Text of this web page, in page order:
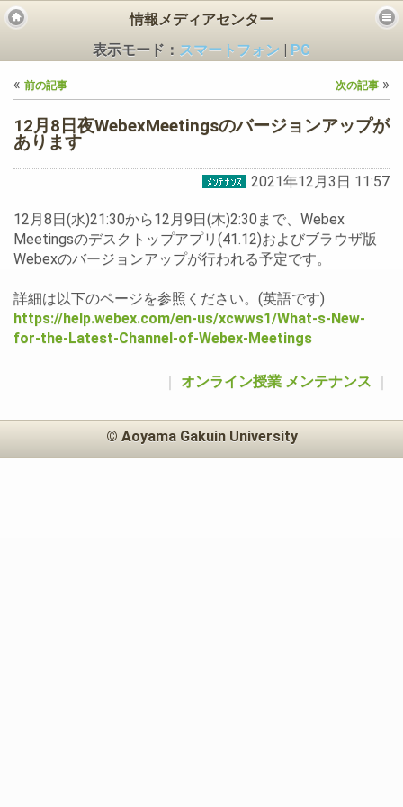
情報メディアセンター
表示モード： スマートフォン
PC
« 前の記事 次の記事 »
12月8日夜WebexMeetingsのバージョンアップが
あります
2021年12月3日 11:57
12月8日(水)21:30から12月9日(木)2:30まで、Webex
Meetingsのデスクトップアプリ(41.12)およびブラウザ版
Webexのバージョンアップが行われる予定です。
詳細は以下のページを参照ください。(英語です)
https://help.webex.com/en-us/xcwws1/What-s-New-
for-the-Latest-Channel-of-Webex-Meetings
オンライン授業 メンテナンス
© Aoyama Gakuin University